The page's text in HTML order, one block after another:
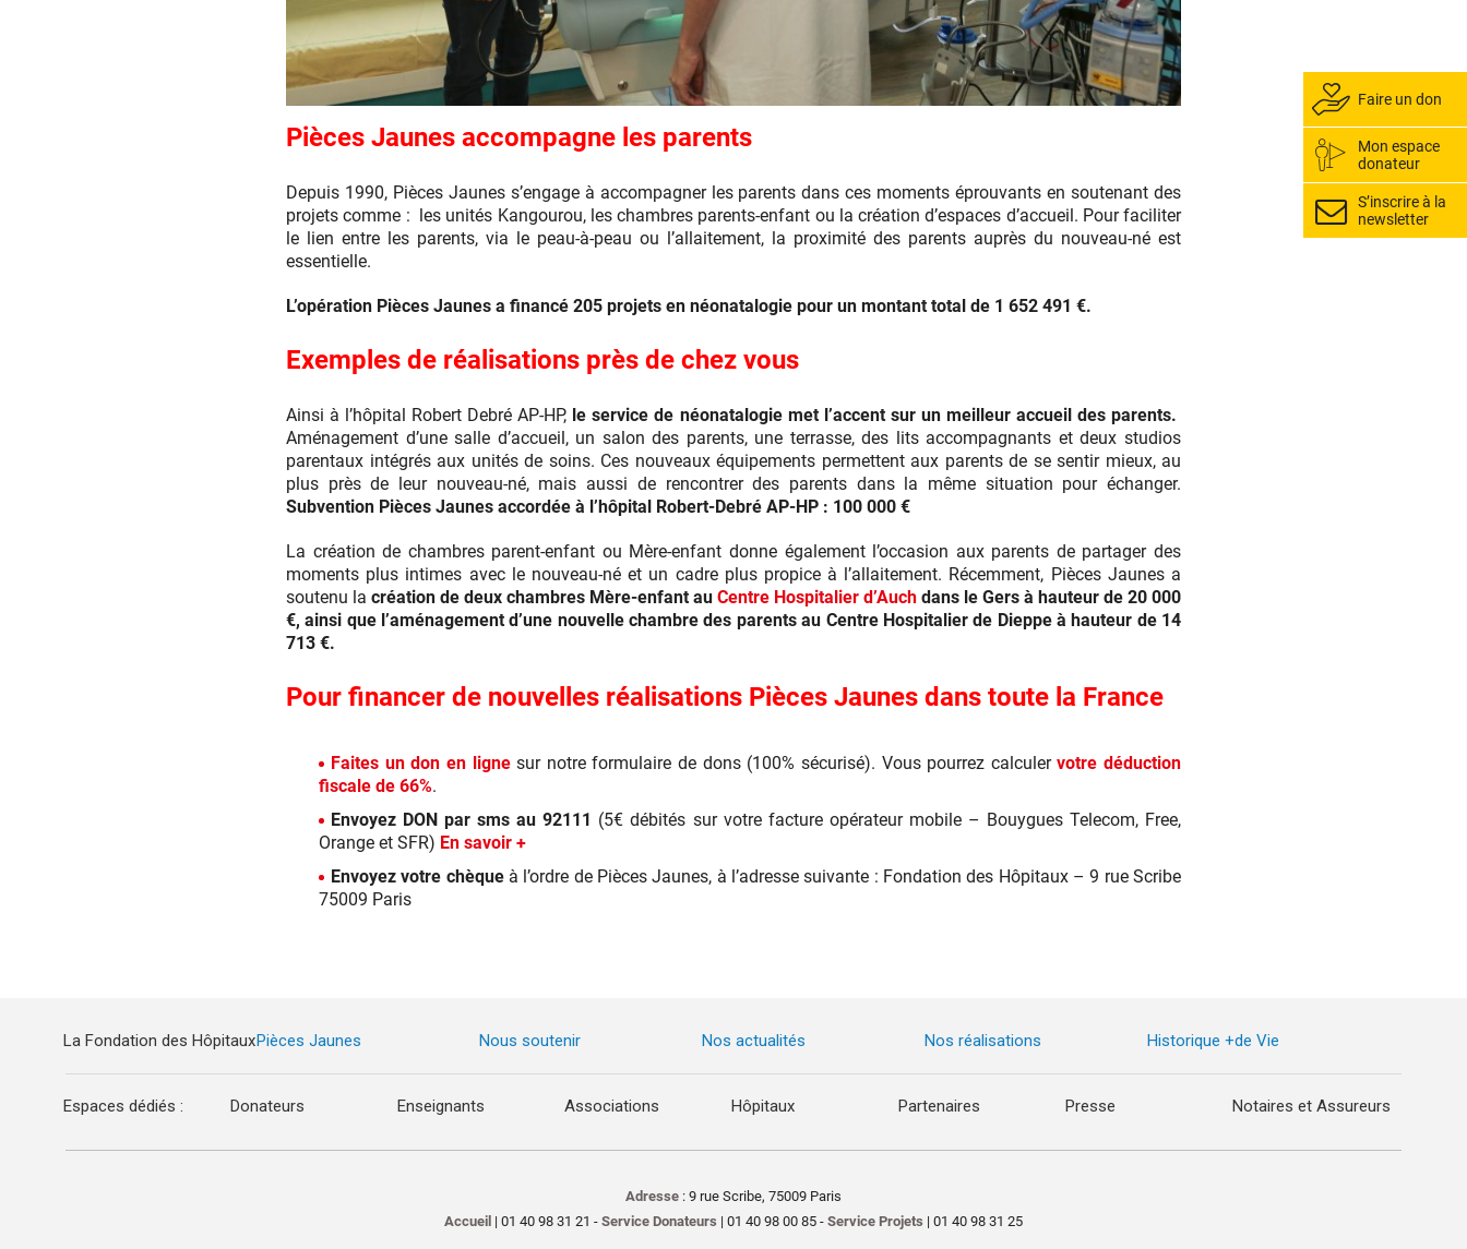
Jaunes
les
parents
Pièces Jaunes accompagne les parents
Depuis 1990, Pièces Jaunes s’engage à accompagner les parents dans ces moments éprouvants en soutenant des
projets comme : les unités Kangourou, les chambres parents-enfant ou la création d’espaces d’accueil. Pour faciliter
le lien entre les parents, via le peau-à-peau ou l’allaitement, la proximité des parents auprès du nouveau-né est
essentielle.
L’opération Pièces Jaunes a financé 205 projets en néonatalogie pour un montant total de 1 652 491 €.
Exemples de réalisations près de chez vous
Ainsi à l’hôpital Robert Debré AP-HP, le service de néonatalogie met l’accent sur un meilleur accueil des parents.
Aménagement d’une salle d’accueil, un salon des parents, une terrasse, des lits accompagnants et deux studios
parentaux intégrés aux unités de soins. Ces nouveaux équipements permettent aux parents de se sentir mieux, au
plus près de leur nouveau-né, mais aussi de rencontrer des parents dans la même situation pour échanger.
Subvention Pièces Jaunes accordée à l’hôpital Robert-Debré AP-HP : 100 000 €
La création de chambres parent-enfant ou Mère-enfant donne également l’occasion aux parents de partager des
moments plus intimes avec le nouveau-né et un cadre plus propice à l’allaitement. Récemment, Pièces Jaunes a
soutenu la création de deux chambres Mère-enfant au Centre Hospitalier d’Auch dans le Gers à hauteur de 20 000
€, ainsi que l’aménagement d’une nouvelle chambre des parents au Centre Hospitalier de Dieppe à hauteur de 14
713 €.
Pour financer de nouvelles réalisations Pièces Jaunes dans toute la France
Faites un don en lignesur notre formulaire de dons (100% sécurisé). Vous pourrez calculervotre déduction
fiscale de 66%.
Envoyez DON par sms au 92111 (5€ débités sur votre facture opérateur mobile – Bouygues Telecom, Free,
Orange et SFR) En savoir +
Envoyez votre chèqueà l’ordre de Pièces Jaunes, à l’adresse suivante : Fondation des Hôpitaux – 9 rue Scribe
75009 Paris
Faire un don
Mon espace
donateur
S’inscrire à la
newsletter
La Fondation des HôpitauxPièces Jaunes Nous soutenir Nos actualités Nos réalisations Historique +de Vie
Espaces dédiés : Donateurs Enseignants Associations Hôpitaux Partenaires Presse Notaires et Assureurs
Adresse : 9 rue Scribe, 75009 Paris
Accueil | 01 40 98 31 21 - Service Donateurs | 01 40 98 00 85 - Service Projets | 01 40 98 31 25